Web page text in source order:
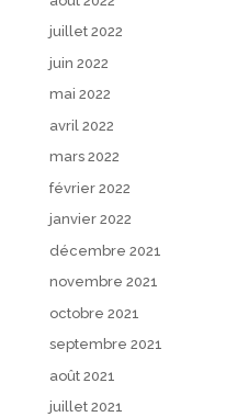
juillet 2022
juin 2022
mai 2022
avril 2022
mars 2022
février 2022
janvier 2022
décembre 2021
novembre 2021
octobre 2021
septembre 2021
août 2021
juillet 2021